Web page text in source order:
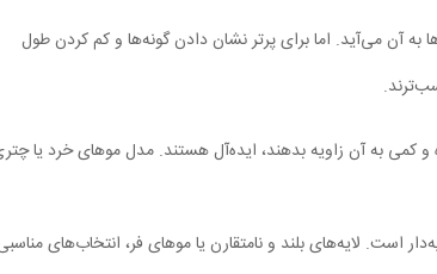
می‌آید. اما برای پرتر نشان دادن گونه‌ها و کم کردن طول
کمی به آن زاویه بدهند، ایده‌آل هستند. مدل موهای خرد یا
لایه‌های بلند و نامتقارن یا موهای فر، انتخاب‌های